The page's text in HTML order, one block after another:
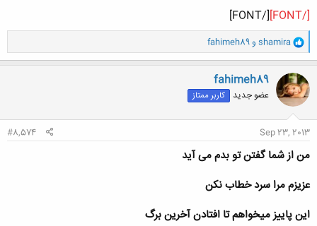
[/FONT]
[/FONT]
و
ا
ک
ن
ش
ه
ا
shamira وfahimeh89
fahimeh89
عضو جدید کاربر ممتاز
Sep 23, 2013
#8,574
من از شما گفتن تو بدم می آید
عزیزم مرا سرد خطاب نکن
این پاییز میخواهم تا افتادن آخرین برگ